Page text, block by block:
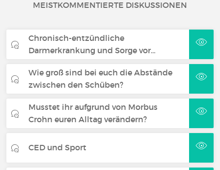
MEISTKOMMENTIERTE DISKUSSIONEN
Chronisch-entzündliche
Darmerkrankung und Sorge vor…
Wie groß sind bei euch die Abstände
zwischen den Schüben?
Musstet ihr aufgrund von Morbus
Crohn euren Alltag verändern?
CED und Sport